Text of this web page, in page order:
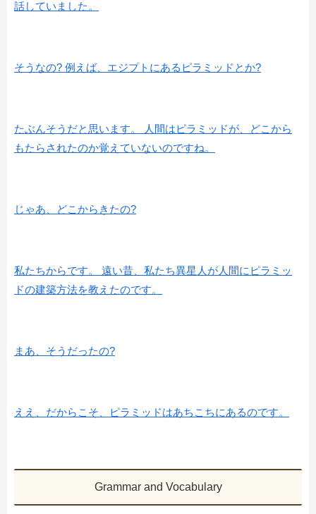
話していました。
そうなの? 例えば、エジプトにあるピラミッドとか?
たぶんそうだと思います。 人間はピラミッドが、どこから
もたらされたのか覚えていないのですね。
じゃあ、どこからきたの?
私たちからです。 遠い昔、私たち異星人が人間にピラミッ
ドの建築方法を教えたのです。
まあ、そうだったの?
ええ、だからこそ、ピラミッドはあちこちにあるのです。
Grammar and Vocabulary